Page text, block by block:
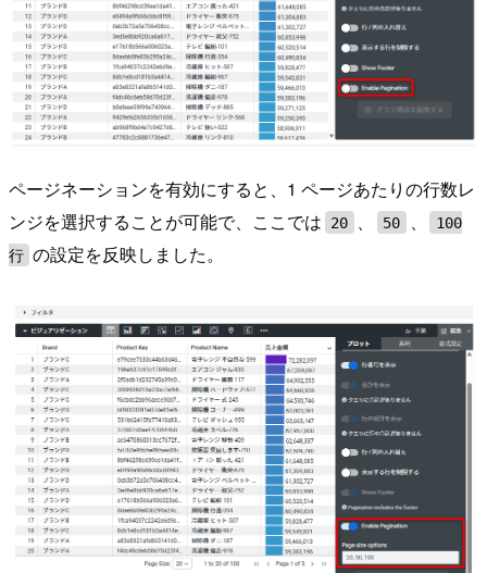
ページネーションを有効にすると、1 ページあたりの行数レ
ンジを選択することが可能で、ここでは
20 、 50 、
100
行 の設定を反映しました。